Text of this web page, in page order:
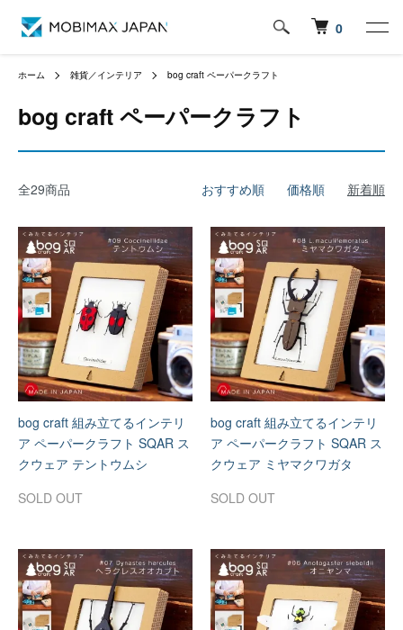
0
ホーム 雑貨／インテリア bog craft ペーパークラフト
bog craft ペーパークラフト
全29商品 おすすめ順 価格順 新着順
bog craft 組み立てるインテリ
ア ペーパークラフト SQAR ス
クウェア テントウムシ
SOLD OUT
bog craft 組み立てるインテリ
ア ペーパークラフト SQAR ス
クウェア ミヤマクワガタ
SOLD OUT